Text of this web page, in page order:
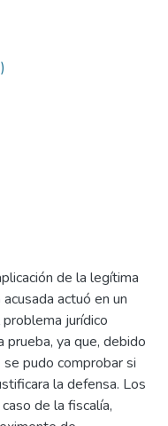
de la legítima
actuó en un
jurídico
prueba, ya que, debido
pudo comprobar si
la defensa. Los
de la fiscalía,